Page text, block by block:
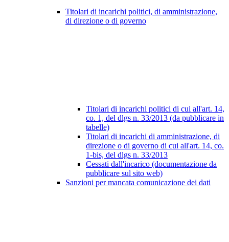
Titolari di incarichi politici, di amministrazione,
di direzione o di governo
Titolari di incarichi politici di cui all'art. 14,
co. 1, del dlgs n. 33/2013 (da pubblicare in
tabelle)
Titolari di incarichi di amministrazione, di
direzione o di governo di cui all'art. 14, co.
1-bis, del dlgs n. 33/2013
Cessati dall'incarico (documentazione da
pubblicare sul sito web)
Sanzioni per mancata comunicazione dei dati